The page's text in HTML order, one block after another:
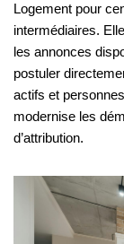
Logement pour
intermédiaires.
les annonces
postuler
actifs et
modernise les
d’attribution.